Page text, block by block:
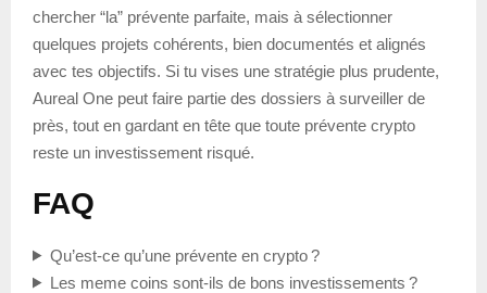
chercher “la” prévente parfaite, mais à sélectionner
quelques projets cohérents, bien documentés et alignés
avec tes objectifs. Si tu vises une stratégie plus prudente,
Aureal One peut faire partie des dossiers à surveiller de
près, tout en gardant en tête que toute prévente crypto
reste un investissement risqué.
FAQ
Qu’est-ce qu’une prévente en crypto ?
Les meme coins sont-ils de bons investissements ?